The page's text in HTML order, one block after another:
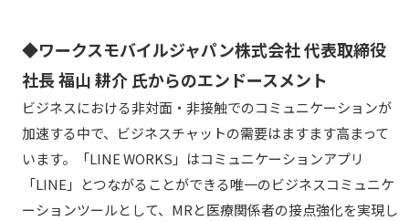
◆ワークスモバイルジャパン株式会社 代表取締役
社長 福山 耕介 氏からのエンドースメント
ビジネスにおける非対面・非接触でのコミュニケーションが
加速する中で、ビジネスチャットの需要はますます高まって
います。「LINE WORKS」はコミュニケーションアプリ
「LINE」とつながることができる唯一のビジネスコミュニケ
ーションツールとして、MRと医療関係者の接点強化を実現し